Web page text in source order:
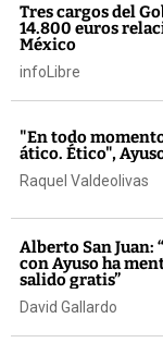
Tres cargos del
14.800 euros
México
infoLibre
"En todo
ático. Ético",
Raquel Valdeolivas
Alberto San Juan:
con Ayuso ha
salido gratis”
David Gallardo